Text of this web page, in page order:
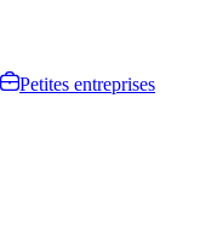
Petites entreprises